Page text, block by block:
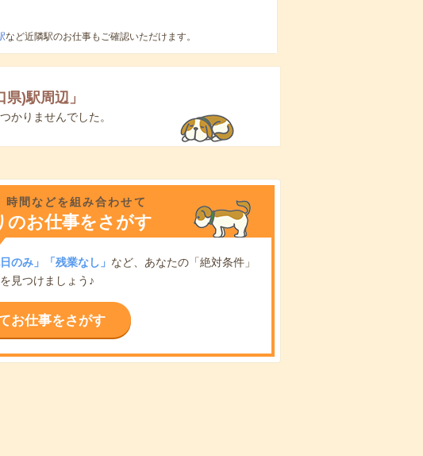
など近隣駅のお仕事もご確認いただけます。
県)駅周辺」
かりませんでした。
間などを組み合わせて
のお仕事をさがす
のみ」「残業なし」 など、あなたの「絶対条件」
見つけましょう♪
お仕事をさがす